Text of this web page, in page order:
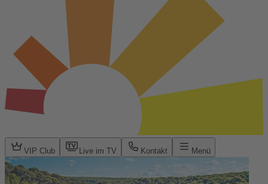
VIP Club Live im TV Kontakt Menü